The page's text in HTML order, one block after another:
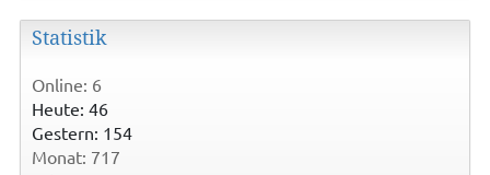
Statistik
Online: 6
Heute: 46
Gestern: 154
Monat: 717